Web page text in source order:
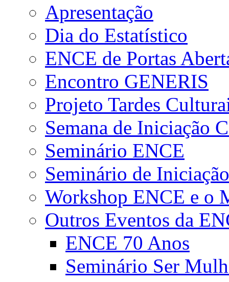
Apresentação
Dia do Estatístico
ENCE de Portas
Encontro GENERIS
Projeto Tardes
Semana de Iniciação
Seminário ENCE
Seminário de
Workshop ENCE e o
Outros Eventos da
ENCE 70 Anos
Seminário Ser